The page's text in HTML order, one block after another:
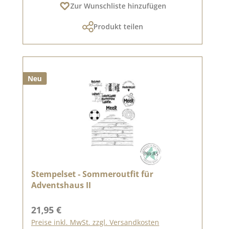
Zur Wunschliste hinzufügen
Produkt teilen
Neu
Stempelset - Sommeroutfit für
Adventshaus II
Regulärer Preis:
21,95 €
Preise inkl. MwSt. zzgl. Versandkosten